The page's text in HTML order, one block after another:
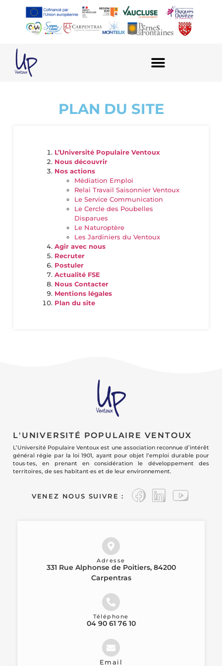
PLAN DU SITE
L’Université Populaire Ventoux
Nous découvrir
Nos actions
Médiation Emploi
Relai Travail Saisonnier Ventoux
Le Service Communication
Le Cercle des Poubelles
Disparues
Le Naturoptère
Les Jardiniers du Ventoux
Agir avec nous
Recruter
Postuler
Actualité FSE
Nous Contacter
Mentions légales
Plan du site
L'UNIVERSITÉ POPULAIRE VENTOUX
L’Université Populaire Ventoux est une association reconnue d’intérêt
général régie par la loi 1901, ayant pour objet l’emploi durable pour
tous·tes, en prenant en considération le développement des
territoires, de ses habitant·es et de leur environnement.
VENEZ NOUS SUIVRE :
Adresse
331 Rue Alphonse de Poitiers, 84200
Carpentras
Téléphone
04 90 61 76 10
Email